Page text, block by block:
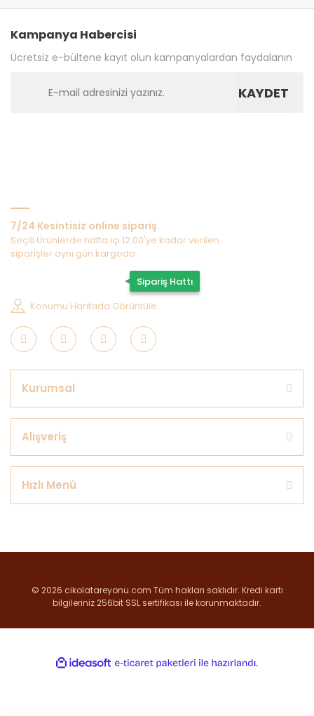
Kampanya Habercisi
Ücretsiz e-bültene kayıt olun kampanyalardan faydalanın
KAYDET
7/24 Kesintisiz online sipariş.
Seçili Ürünlerde hafta içi 12:00'ye kadar verilen
siparişler aynı gün kargoda
Sipariş Hattı
Konumu Haritada Görüntüle
Kurumsal
Alışveriş
Hızlı Menü
© 2026 cikolatareyonu.com Tüm hakları saklıdır. Kredi kartı
bilgileriniz 256bit SSL sertifikası ile korunmaktadır.
ideasoft
e-